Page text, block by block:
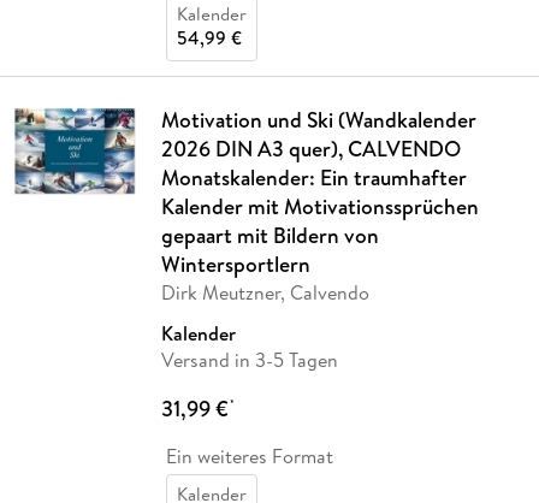
Kalender
54,99 €
Motivation und Ski (Wandkalender
2026 DIN A3 quer), CALVENDO
Monatskalender: Ein traumhafter
Kalender mit Motivationssprüchen
gepaart mit Bildern von
Wintersportlern
Dirk Meutzner, Calvendo
Kalender
Versand in 3-5 Tagen
31,99 €*
Ein weiteres Format
Kalender